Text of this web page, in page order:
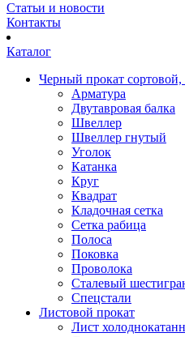
Статьи и новости
Контакты
Каталог
Черный прокат
Арматура
Двутавровая балка
Швеллер
Швеллер гнутый
Уголок
Катанка
Круг
Квадрат
Кладочная сетка
Сетка рабица
Полоса
Поковка
Проволока
Сталевый
Спецстали
Листовой прокат
Лист